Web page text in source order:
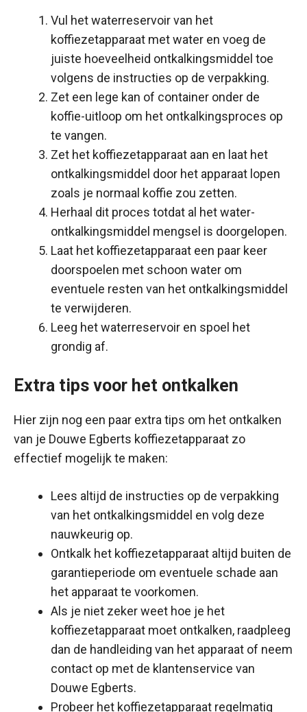
Vul het waterreservoir van het
koffiezetapparaat met water en voeg de
juiste hoeveelheid ontkalkingsmiddel toe
volgens de instructies op de verpakking.
Zet een lege kan of container onder de
koffie-uitloop om het ontkalkingsproces op
te vangen.
Zet het koffiezetapparaat aan en laat het
ontkalkingsmiddel door het apparaat lopen
zoals je normaal koffie zou zetten.
Herhaal dit proces totdat al het water-
ontkalkingsmiddel mengsel is doorgelopen.
Laat het koffiezetapparaat een paar keer
doorspoelen met schoon water om
eventuele resten van het ontkalkingsmiddel
te verwijderen.
Leeg het waterreservoir en spoel het
grondig af.
Extra tips voor het ontkalken
Hier zijn nog een paar extra tips om het ontkalken
van je Douwe Egberts koffiezetapparaat zo
effectief mogelijk te maken:
Lees altijd de instructies op de verpakking
van het ontkalkingsmiddel en volg deze
nauwkeurig op.
Ontkalk het koffiezetapparaat altijd buiten de
garantieperiode om eventuele schade aan
het apparaat te voorkomen.
Als je niet zeker weet hoe je het
koffiezetapparaat moet ontkalken, raadpleeg
dan de handleiding van het apparaat of neem
contact op met de klantenservice van
Douwe Egberts.
Probeer het koffiezetapparaat regelmatig